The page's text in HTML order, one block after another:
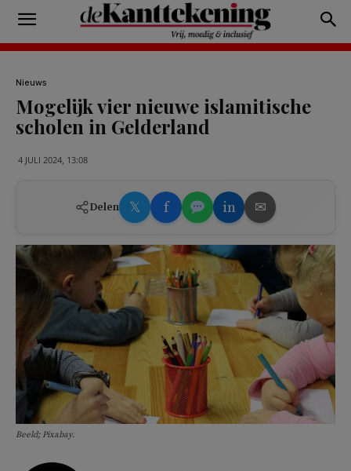
Nieuws
Mogelijk vier nieuwe islamitische
scholen in Gelderland
4 JULI 2024, 13:08
Delen 𝕏 f in ✉
Beeld; Pixabay.